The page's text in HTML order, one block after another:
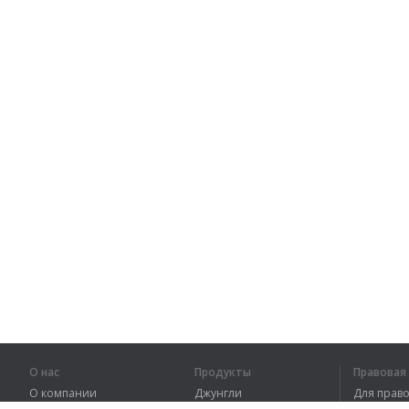
О нас
О компании
Продукты
Джунгли
Для